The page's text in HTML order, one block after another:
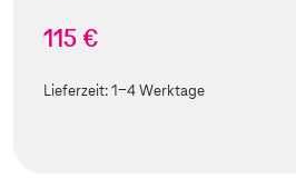
115 €
Lieferzeit:1-4 Werktage